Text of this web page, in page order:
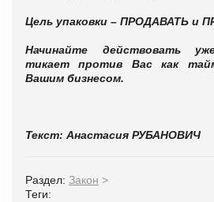
Цель упаковки – ПРОДАВАТЬ и
Начинайте действовать
тикает против Вас как
Вашим бизнесом.
Текст: Анастасия РУБАНОВИЧ
Раздел: Закон >
Теги: